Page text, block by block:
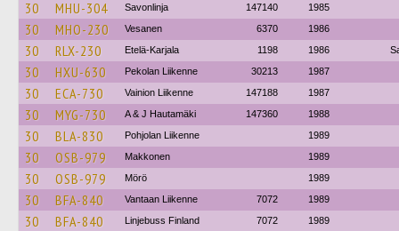
30 MHU-304 Savonlinja 147140 1985
30 MHO-230 Vesanen 6370 1986
30 RLX-230 Etelä-Karjala 1198 1986
30 HXU-630 Pekolan Liikenne 30213 1987
30 ECA-730 Vainion Liikenne 147188 1987
30 MYG-730 A & J Hautamäki 147360 1988
30 BLA-830 Pohjolan Liikenne 1989
30 OSB-979 Makkonen 1989
30 OSB-979 Mörö 1989
30 BFA-840 Vantaan Liikenne 7072 1989
30 BFA-840 Linjebuss Finland 7072 1989